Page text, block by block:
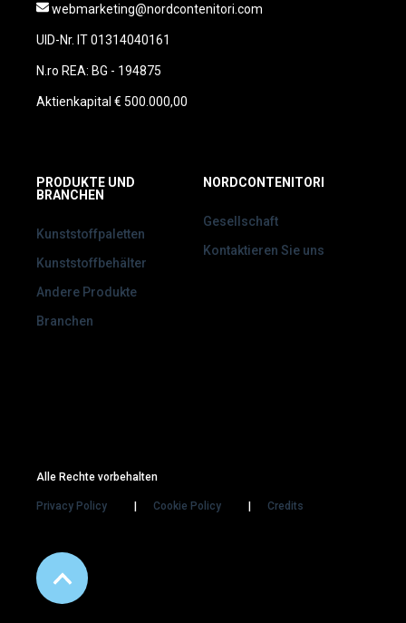
webmarketing@nordcontenitori.com
UID-Nr. IT 01314040161
N.ro REA: BG - 194875
Aktienkapital € 500.000,00
PRODUKTE UND
BRANCHEN
Kunststoffpaletten
Kunststoffbehälter
Andere Produkte
Branchen
NORDCONTENITORI
Gesellschaft
Kontaktieren Sie uns
Alle Rechte vorbehalten
Privacy Policy Cookie Policy Credits